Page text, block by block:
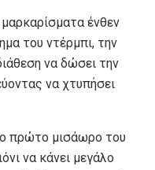
ένθεν
του ντέρμπι, την
να δώσει την
να χτυπήσει
πρώτο μισάωρο του
να κάνει μεγάλο